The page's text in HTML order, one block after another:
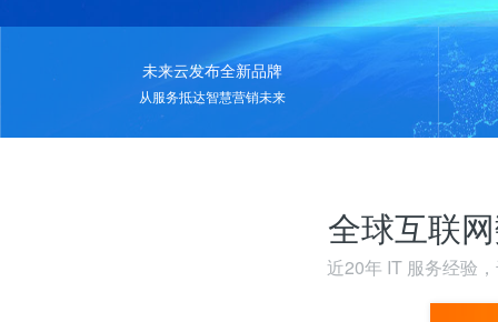
未来云发布全新品牌
从服务抵达智慧营销未来
全球互联
近20年 IT 服务经验